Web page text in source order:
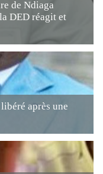
de Ndiaga
DED réagit et
après une